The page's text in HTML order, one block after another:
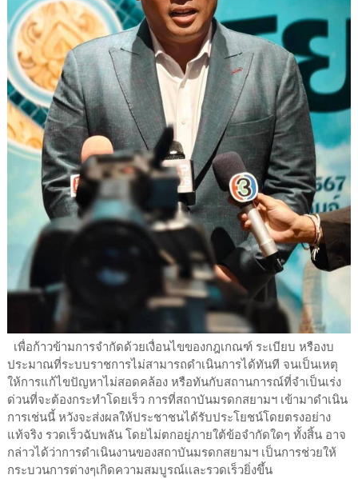
เพื่อก้าวข้ามการจำกัดด้วยเงื่อนไขของกฎเกณฑ์ ระเบียบ หรืองบ
ประมาณที่ระบบราชการไม่สามารถดำเนินการได้ทันที จนเป็นเหตุ
ให้การแก้ไขปัญหาไม่สอดคล้อง หรือทันกับสถานการณ์ที่จำเป็นเร่ง
ด่วนที่จะต้องกระทำโดยเร็ว การที่สถาบันมรดกสยามฯ เข้ามาดำเนิน
การเช่นนี้ หวังจะส่งผลให้ประชาชนได้รับประโยชน์โดยตรงอย่าง
แท้จริง รวดเร็วฉับพลัน โดยไม่ตกอยู่ภายใต้ข้อจำกัดใดๆ ทั้งสิ้น อาจ
กล่าวได้ว่าการดำเนินงานของสถาบันมรดกสยามฯ เป็นการช่วยให้
กระบวนการต่างๆเกิดความสมบูรณ์เเละรวดเร็วยิ่งขึ้น